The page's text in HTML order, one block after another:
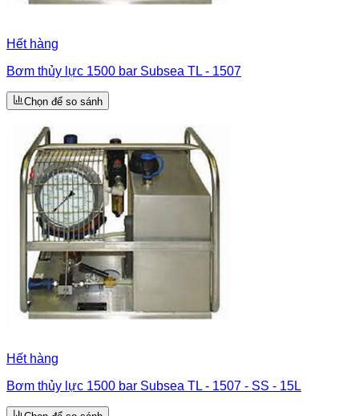
Hết hàng
Bơm thủy lực 1500 bar Subsea TL - 1507
Chọn để so sánh
Hết hàng
Bơm thủy lực 1500 bar Subsea TL - 1507 - SS - 15L